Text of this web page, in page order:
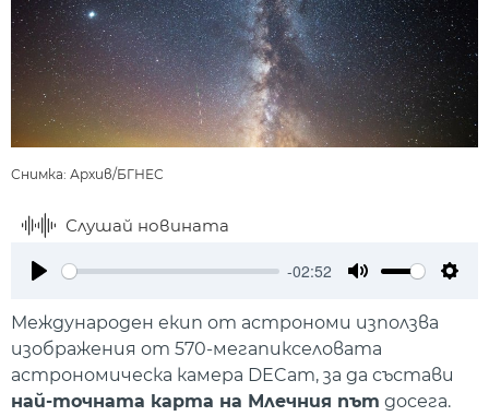
Снимка: Архив/БГНЕС
Слушай новината
-02:52
Международен екип от астрономи използва
изображения от 570-мегапикселовата
астрономическа камера DECam, за да състави
най-точната карта на Млечния път досега.